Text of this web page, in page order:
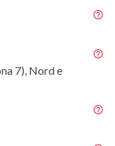
7), Nord e